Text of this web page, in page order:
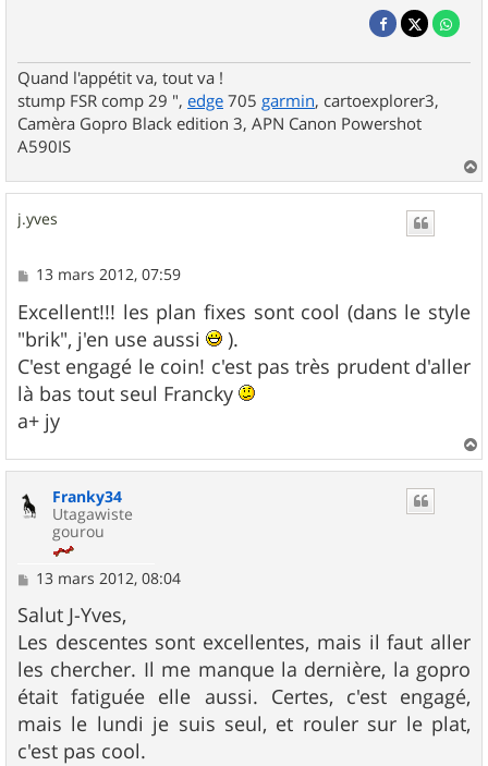
Quand l'appétit va, tout va !
stump FSR comp 29 ", edge 705 garmin, cartoexplorer3,
Camèra Gopro Black edition 3, APN Canon Powershot
A590IS
a
j.yves
M
s
s
a
g
e
13 mars 2012, 07:59
Excellent!!! les plan fixes sont cool (dans le style
"brik", j'en use aussi
).
C'est engagé le coin! c'est pas très prudent d'aller
là bas tout seul Francky
a+ jy
a
Franky34
Utagawiste
gourou
M
s
s
a
g
e
13 mars 2012, 08:04
Salut J-Yves,
Les descentes sont excellentes, mais il faut aller
les chercher. Il me manque la dernière, la gopro
était fatiguée elle aussi. Certes, c'est engagé,
mais le lundi je suis seul, et rouler sur le plat,
c'est pas cool.